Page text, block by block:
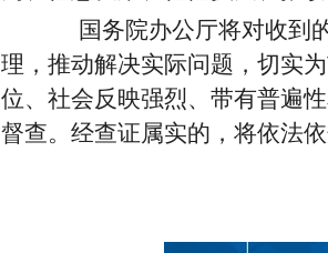
国务院办公厅将对收到的
理，推动解决实际问题，切实
位、社会反映强烈、带有普遍
督查。经查证属实的，将依法